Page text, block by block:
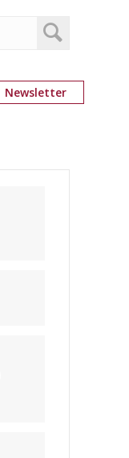
Newsletter